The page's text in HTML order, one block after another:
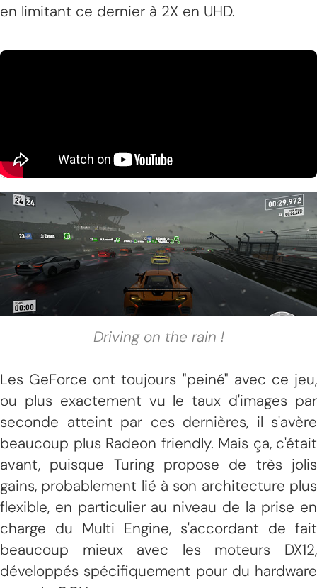
en limitant ce dernier à 2X en UHD.
Driving on the rain !
Les GeForce ont toujours "peiné" avec ce jeu,
ou plus exactement vu le taux d'images par
seconde atteint par ces dernières, il s'avère
beaucoup plus Radeon friendly. Mais ça, c'était
avant, puisque Turing propose de très jolis
gains, probablement lié à son architecture plus
flexible, en particulier au niveau de la prise en
charge du Multi Engine, s'accordant de fait
beaucoup mieux avec les moteurs DX12,
développés spécifiquement pour du hardware